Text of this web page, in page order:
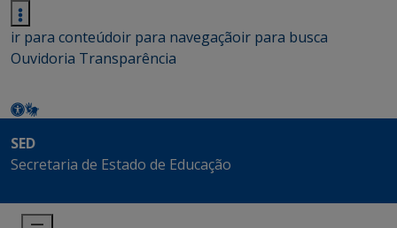
ir para conteúdoir para navegaçãoir para busca
Ouvidoria Transparência
SED
Secretaria de Estado de Educação